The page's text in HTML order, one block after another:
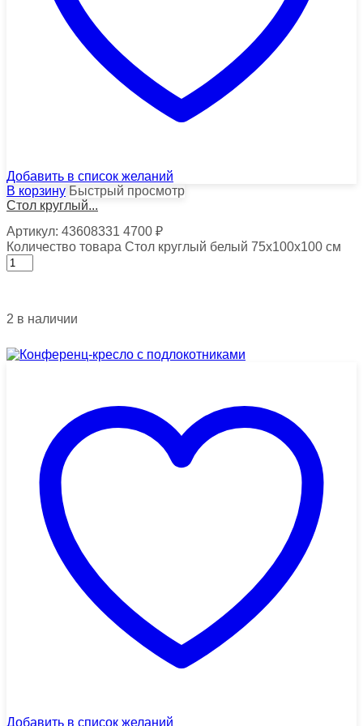
Добавить в список желаний
В корзину Быстрый просмотр
Стол круглый...
Артикул: 43608331 4700 ₽
Количество товара Стол круглый белый 75х100х100 см
2 в наличии
Добавить в список желаний